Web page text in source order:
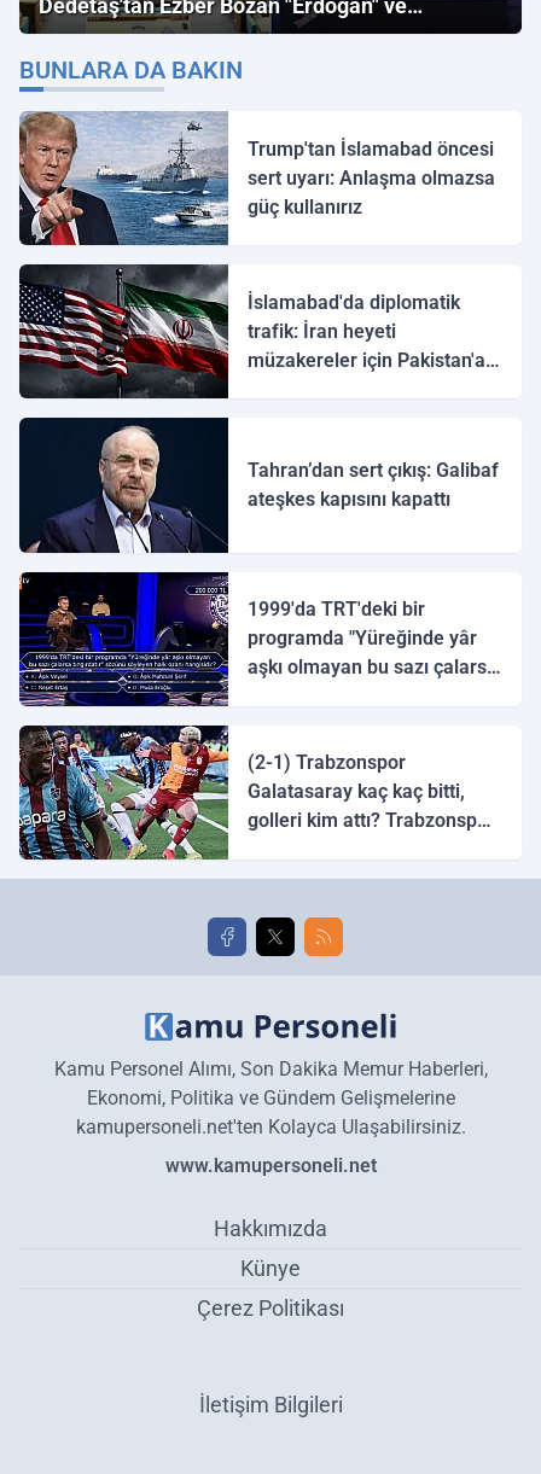
Dedetaş'tan Ezber Bozan "Erdoğan" ve
"İmamoğlu" Çıkışı!
BUNLARA DA BAKIN
Trump'tan İslamabad öncesi
sert uyarı: Anlaşma olmazsa
güç kullanırız
İslamabad'da diplomatik
trafik: İran heyeti
müzakereler için Pakistan'a
Tahran’dan sert çıkış: Galibaf
ateşkes kapısını kapattı
1999'da TRT'deki bir
programda "Yüreğinde yâr
aşkı olmayan bu sazı çalarsa
(2-1) Trabzonspor
Galatasaray kaç kaç bitti,
golleri kim attı? Trabzonspor
golleri!
Kamu Personel Alımı, Son Dakika Memur Haberleri,
Ekonomi, Politika ve Gündem Gelişmelerine
kamupersoneli.net'ten Kolayca Ulaşabilirsiniz.
www.kamupersoneli.net
Hakkımızda
Künye
Çerez Politikası
İletişim Bilgileri